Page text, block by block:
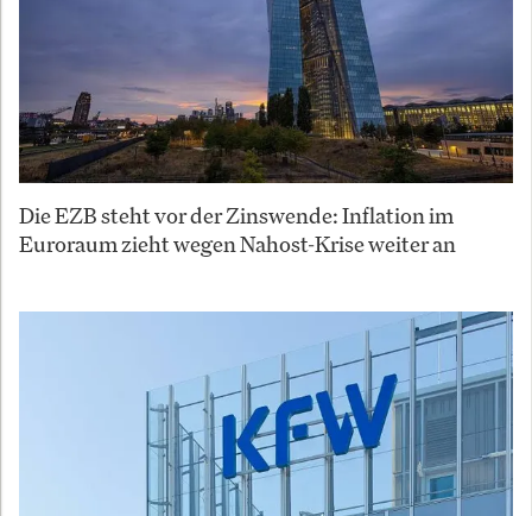
Die EZB steht vor der Zinswende: Inflation im
Euroraum zieht wegen Nahost-Krise weiter an